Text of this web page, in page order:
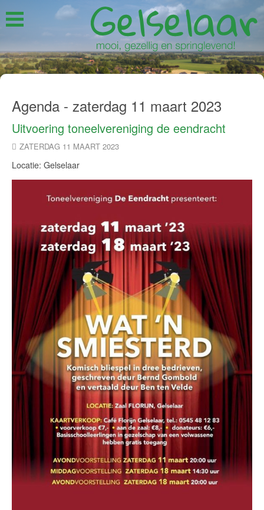
Agenda - zaterdag 11 maart 2023
Uitvoering toneelvereniging de eendracht
ZATERDAG 11 MAART 2023
Locatie: Gelselaar